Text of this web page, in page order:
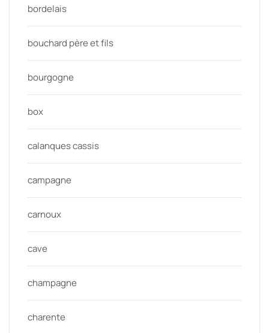
bordelais
bouchard père et fils
bourgogne
box
calanques cassis
campagne
carnoux
cave
champagne
charente